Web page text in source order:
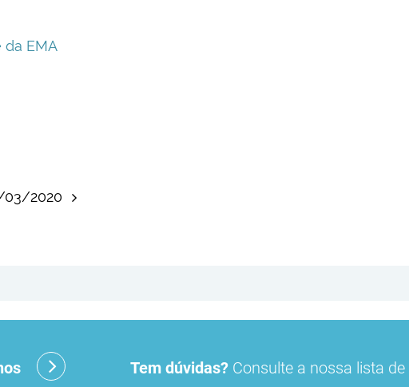
da EMA
03/2020
Tem dúvidas? Consulte a nossa lista de